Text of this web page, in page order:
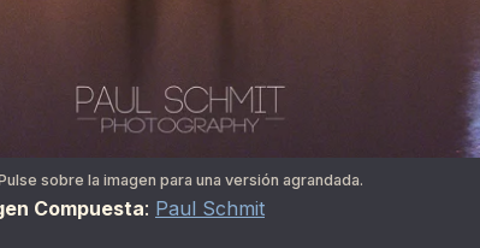
sobre la imagen para una versión agrandada.
Compuesta: Paul Schmit